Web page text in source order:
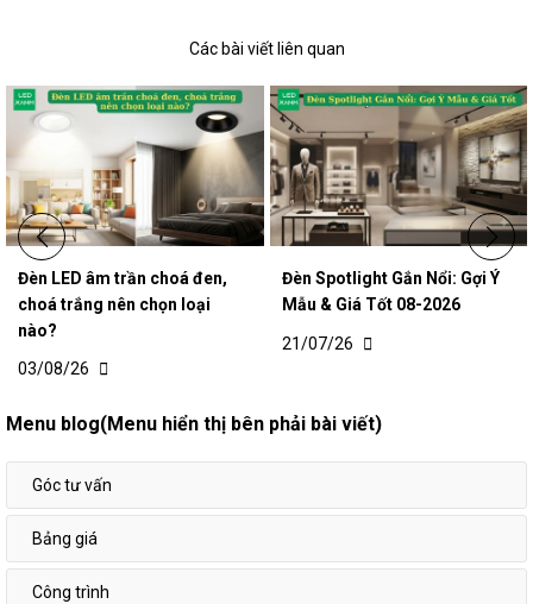
Các bài viết liên quan
Đèn LED âm trần choá đen,
choá trắng nên chọn loại
nào?
03/08/26
Đèn Spotlight Gắn Nổi: Gợi Ý
Mẫu & Giá Tốt 08-2026
21/07/26
Menu blog(Menu hiển thị bên phải bài viết)
Góc tư vấn
Bảng giá
Công trình